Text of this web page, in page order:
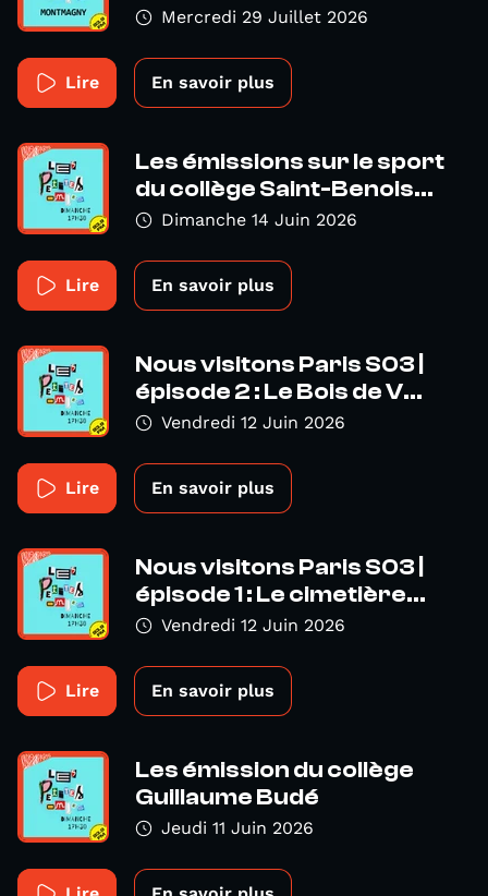
Mercredi 29 Juillet 2026
Lire En savoir plus
Les émissions sur le sport
du collège Saint-Benois...
Dimanche 14 Juin 2026
Lire En savoir plus
Nous visitons Paris S03 |
épisode 2 : Le Bois de V...
Vendredi 12 Juin 2026
Lire En savoir plus
Nous visitons Paris S03 |
épisode 1 : Le cimetière...
Vendredi 12 Juin 2026
Lire En savoir plus
Les émission du collège
Guillaume Budé
Jeudi 11 Juin 2026